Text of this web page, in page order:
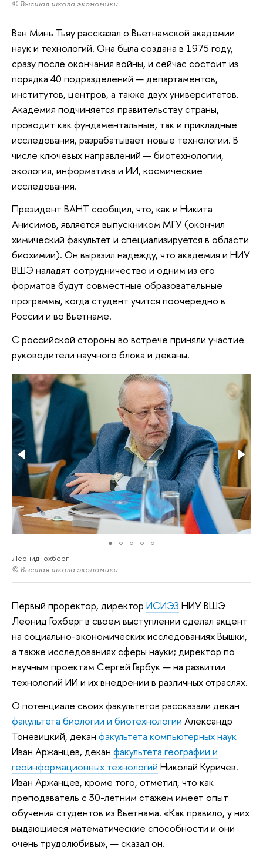
© Высшая школа экономики
Ван Минь Тьяу рассказал о Вьетнамской академии
наук и технологий. Она была создана в 1975 году,
сразу после окончания войны, и сейчас состоит из
порядка 40 подразделений — департаментов,
институтов, центров, а также двух университетов.
Академия подчиняется правительству страны,
проводит как фундаментальные, так и прикладные
исследования, разрабатывает новые технологии. В
числе ключевых направлений — биотехнологии,
экология, информатика и ИИ, космические
исследования.
Президент ВАНТ сообщил, что, как и Никита
Анисимов, является выпускником МГУ (окончил
химический факультет и специализируется в области
биохимии). Он выразил надежду, что академия и НИУ
ВШЭ наладят сотрудничество и одним из его
форматов будут совместные образовательные
программы, когда студент учится поочередно в
России и во Вьетнаме.
С российской стороны во встрече приняли участие
руководители научного блока и деканы.
Леонид Гохберг
© Высшая школа экономики
Первый проректор, директор ИСИЭЗ НИУ ВШЭ
Леонид Гохберг в своем выступлении сделал акцент
на социально-экономических исследованиях Вышки,
а также исследованиях сферы науки; директор по
научным проектам Сергей Гарбук — на развитии
технологий ИИ и их внедрении в различных отраслях.
О потенциале своих факультетов рассказали декан
факультета биологии и биотехнологии Александр
Тоневицкий, декан факультета компьютерных наук
Иван Аржанцев, декан факультета географии и
геоинформационных технологий Николай Куричев.
Иван Аржанцев, кроме того, отметил, что как
преподаватель с 30-летним стажем имеет опыт
обучения студентов из Вьетнама. «Как правило, у них
выдающиеся математические способности и они
очень трудолюбивы», — сказал он.